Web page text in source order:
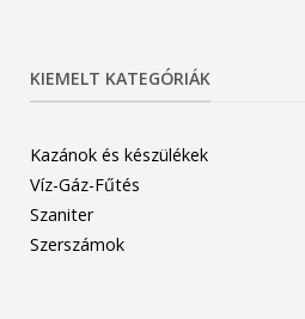
KIEMELT KATEGÓRIÁK
Kazánok és készülékek
Víz-Gáz-Fűtés
Szaniter
Szerszámok